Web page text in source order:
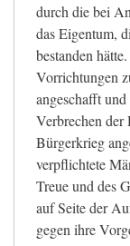
durch die bei
das Eigentum,
bestanden
Vorrichtungen
angeschafft und
Verbrechen der
Bürgerkrieg
verpflichtete
Treue und des
auf Seite der
gegen ihre